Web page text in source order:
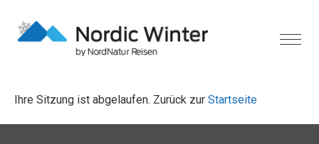
Ihre Sitzung ist abgelaufen. Zurück zur Startseite